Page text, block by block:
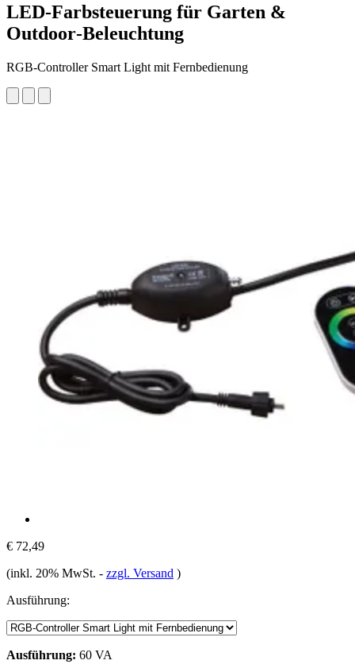
LED‑Farbsteuerung für Garten &
Outdoor‑Beleuchtung
RGB-Controller Smart Light mit Fernbedienung
€ 72,49
(inkl. 20% MwSt. - zzgl. Versand )
Ausführung:
Ausführung: 60 VA